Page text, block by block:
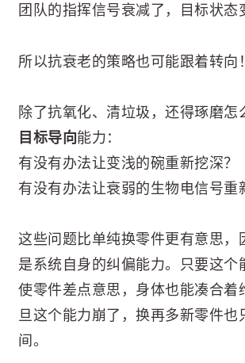
团队的指挥信号衰减了，目标状态
所以抗衰老的策略也可能跟着转向！
除了抗氧化、清垃圾，还得琢磨怎
目标导向能力：
有没有办法让变浅的碗重新挖深？
有没有办法让衰弱的生物电信号重
这些问题比单纯换零件更有意思，
是系统自身的纠偏能力。只要这个
使零件差点意思，身体也能凑合着
旦这个能力崩了，换再多新零件也
间。